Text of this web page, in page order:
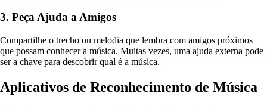
3. Peça Ajuda a Amigos
Compartilhe o trecho ou melodia que lembra com amigos próximos
que possam conhecer a música. Muitas vezes, uma ajuda externa pode
ser a chave para descobrir qual é a música.
Aplicativos de Reconhecimento de Música